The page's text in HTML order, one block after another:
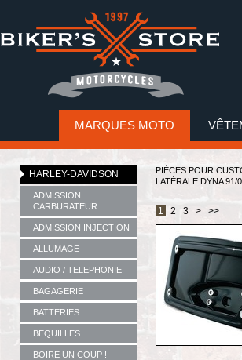
MARQUES MOTO
HARLEY-DAVIDSON
ADMISSION
CARBURATEUR
ADMISSION INJECTION
ALLUMAGE
AUDIO / TELEPHONIE
BAGAGERIE
BATTERIES
BEQUILLES
BOIRE UN COUP !
PIÈCES POUR
LATÉRALE DYNA 91/
1 2 3 > >>